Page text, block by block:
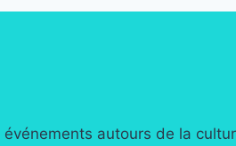
événements autours de la